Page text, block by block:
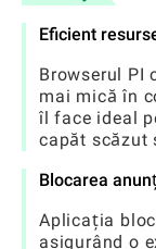
Eficient
Browserul PI
mai mică în
îl face ideal
capăt scăzut
Blocarea
Aplicația
asigurând o